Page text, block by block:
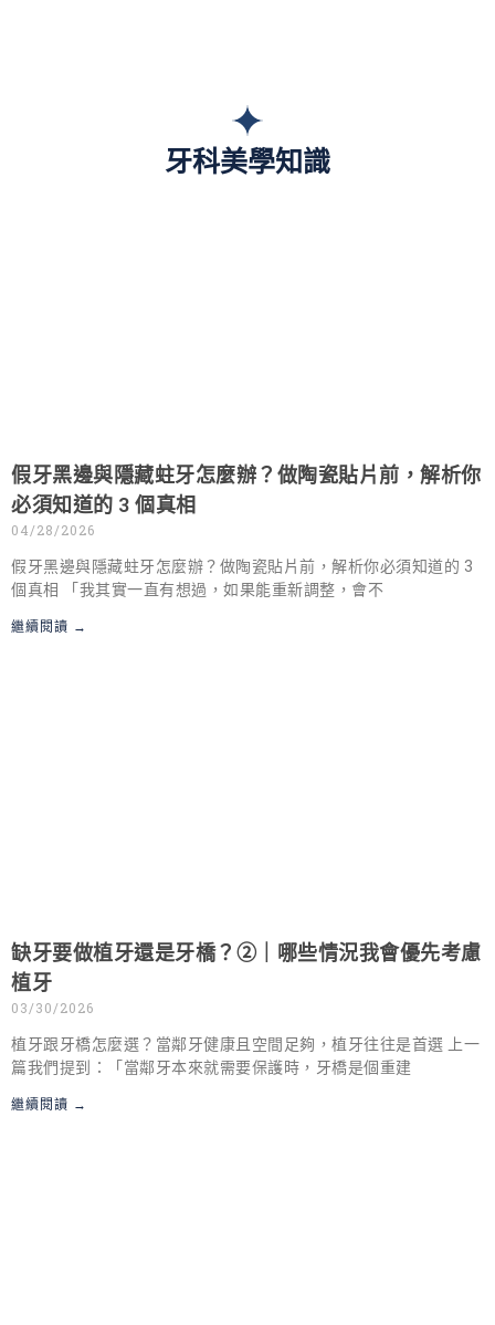
牙科美學知識
假牙黑邊與隱藏蛀牙怎麼辦？做陶瓷貼片前，解析你
必須知道的 3 個真相
04/28/2026
假牙黑邊與隱藏蛀牙怎麼辦？做陶瓷貼片前，解析你必須知道的 3
個真相 「我其實一直有想過，如果能重新調整，會不
繼續閱讀 →
缺牙要做植牙還是牙橋？②｜哪些情況我會優先考慮
植牙
03/30/2026
植牙跟牙橋怎麼選？當鄰牙健康且空間足夠，植牙往往是首選 上一
篇我們提到：「當鄰牙本來就需要保護時，牙橋是個重建
繼續閱讀 →